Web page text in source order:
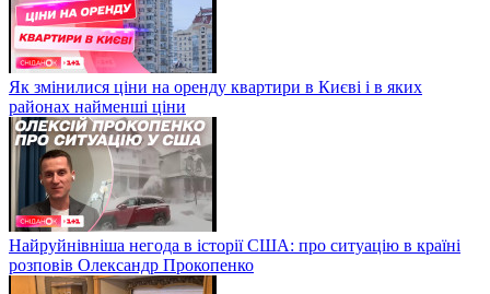
Як змінилися ціни на оренду квартири в Києві і в яких
районах найменші ціни
Найруйнівніша негода в історії США: про ситуацію в країні
розповів Олександр Прокопенко